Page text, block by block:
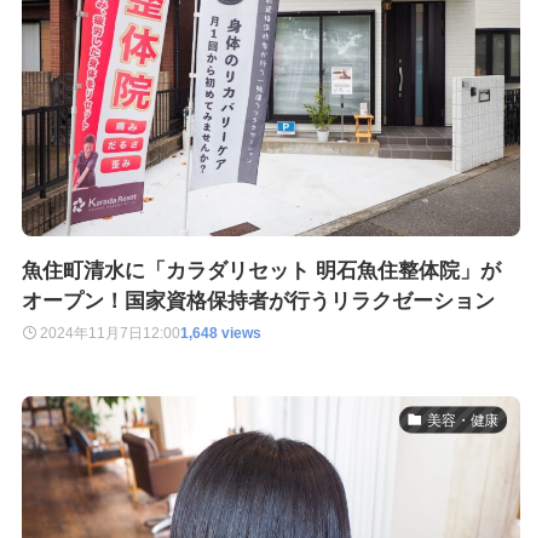
魚住町清水に「カラダリセット 明石魚住整体院」が
オープン！国家資格保持者が行うリラクゼーション
2024年11月7日 12:001,648 views
美容・健康